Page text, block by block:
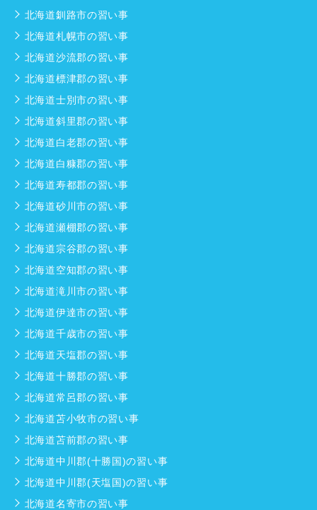
北海道釧路市の習い事
北海道札幌市の習い事
北海道沙流郡の習い事
北海道標津郡の習い事
北海道士別市の習い事
北海道斜里郡の習い事
北海道白老郡の習い事
北海道白糠郡の習い事
北海道寿都郡の習い事
北海道砂川市の習い事
北海道瀬棚郡の習い事
北海道宗谷郡の習い事
北海道空知郡の習い事
北海道滝川市の習い事
北海道伊達市の習い事
北海道千歳市の習い事
北海道天塩郡の習い事
北海道十勝郡の習い事
北海道常呂郡の習い事
北海道苫小牧市の習い事
北海道苫前郡の習い事
北海道中川郡(十勝国)の習い事
北海道中川郡(天塩国)の習い事
北海道名寄市の習い事